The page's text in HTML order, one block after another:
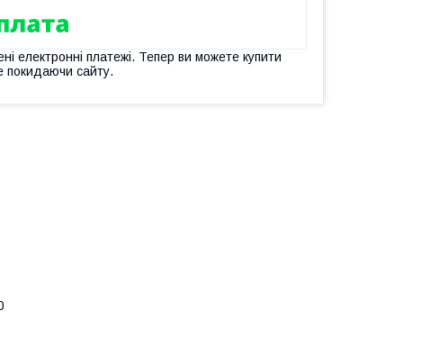
електронні платежі. Тепер ви можете купити
покидаючи сайту.